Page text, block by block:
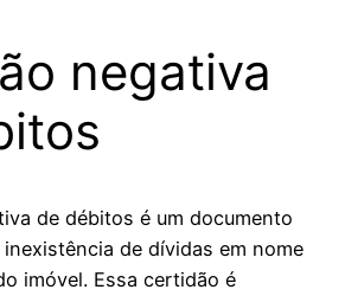
negativa
de débitos é um documento
de dívidas em nome
imóvel. Essa certidão é